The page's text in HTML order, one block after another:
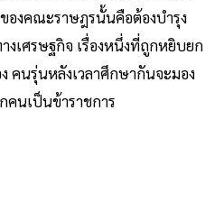
องคณะราษฎรนั้นคือต้องบำรุง
เศรษฐกิจ เรื่องหนึ่งที่ถูกหยิบยก
คนรุ่นหลังเวลาศึกษากันจะมอง
คนเป็นข้าราชการ